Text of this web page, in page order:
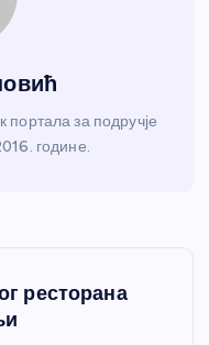
за подручје
године.
ресторана